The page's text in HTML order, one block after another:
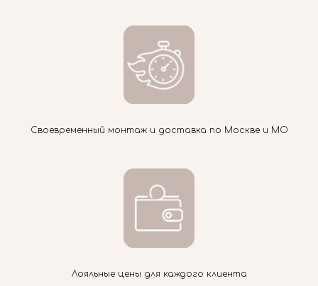
Своевременный монтаж и доставка по Москве и МО
Лояльные цены для каждого клиента